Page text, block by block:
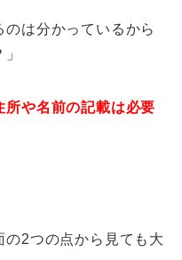
のは分かっているから
所や名前の記載は必要
の2つの点から見ても大